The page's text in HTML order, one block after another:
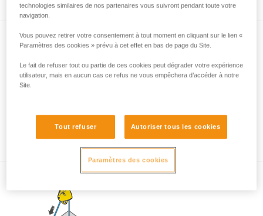
avec MAESTRO, I’D S, PRO TRAXION,
ROLLCLIP...
technologies similaires de nos partenaires vous suivront pendant toute votre
navigation.
Vous pouvez retirer votre consentement à tout moment en cliquant sur le lien «
Paramètres des cookies » prévu à cet effet en bas de page du Site.
Le fait de refuser tout ou partie de ces cookies peut dégrader votre expérience
utilisateur, mais en aucun cas ce refus ne vous empêchera d’accéder à notre
Site.
Tout refuser Autoriser tous les cookies
Paramètres des cookies